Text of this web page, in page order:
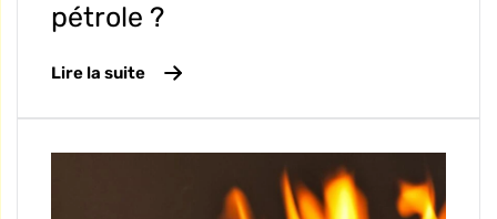
pétrole ?
Lire la suite